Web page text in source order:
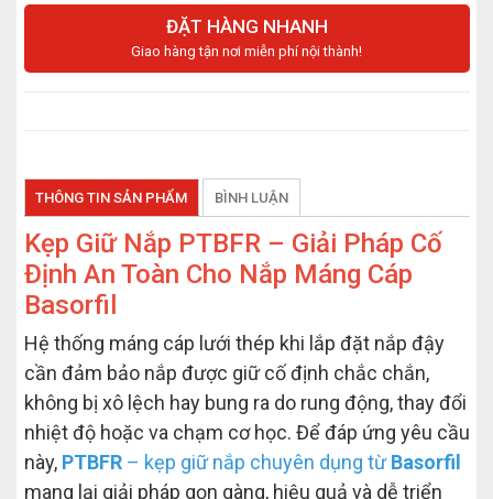
ĐẶT HÀNG NHANH
Giao hàng tận nơi miễn phí nội thành!
THÔNG TIN SẢN PHẨM BÌNH LUẬN
Kẹp Giữ Nắp PTBFR – Giải Pháp Cố
Định An Toàn Cho Nắp Máng Cáp
Basorfil
Hệ thống máng cáp lưới thép khi lắp đặt nắp đậy
cần đảm bảo nắp được giữ cố định chắc chắn,
không bị xô lệch hay bung ra do rung động, thay đổi
nhiệt độ hoặc va chạm cơ học. Để đáp ứng yêu cầu
này, PTBFR– kẹp giữ nắp chuyên dụng từBasorfil
mang lại giải pháp gọn gàng, hiệu quả và dễ triển